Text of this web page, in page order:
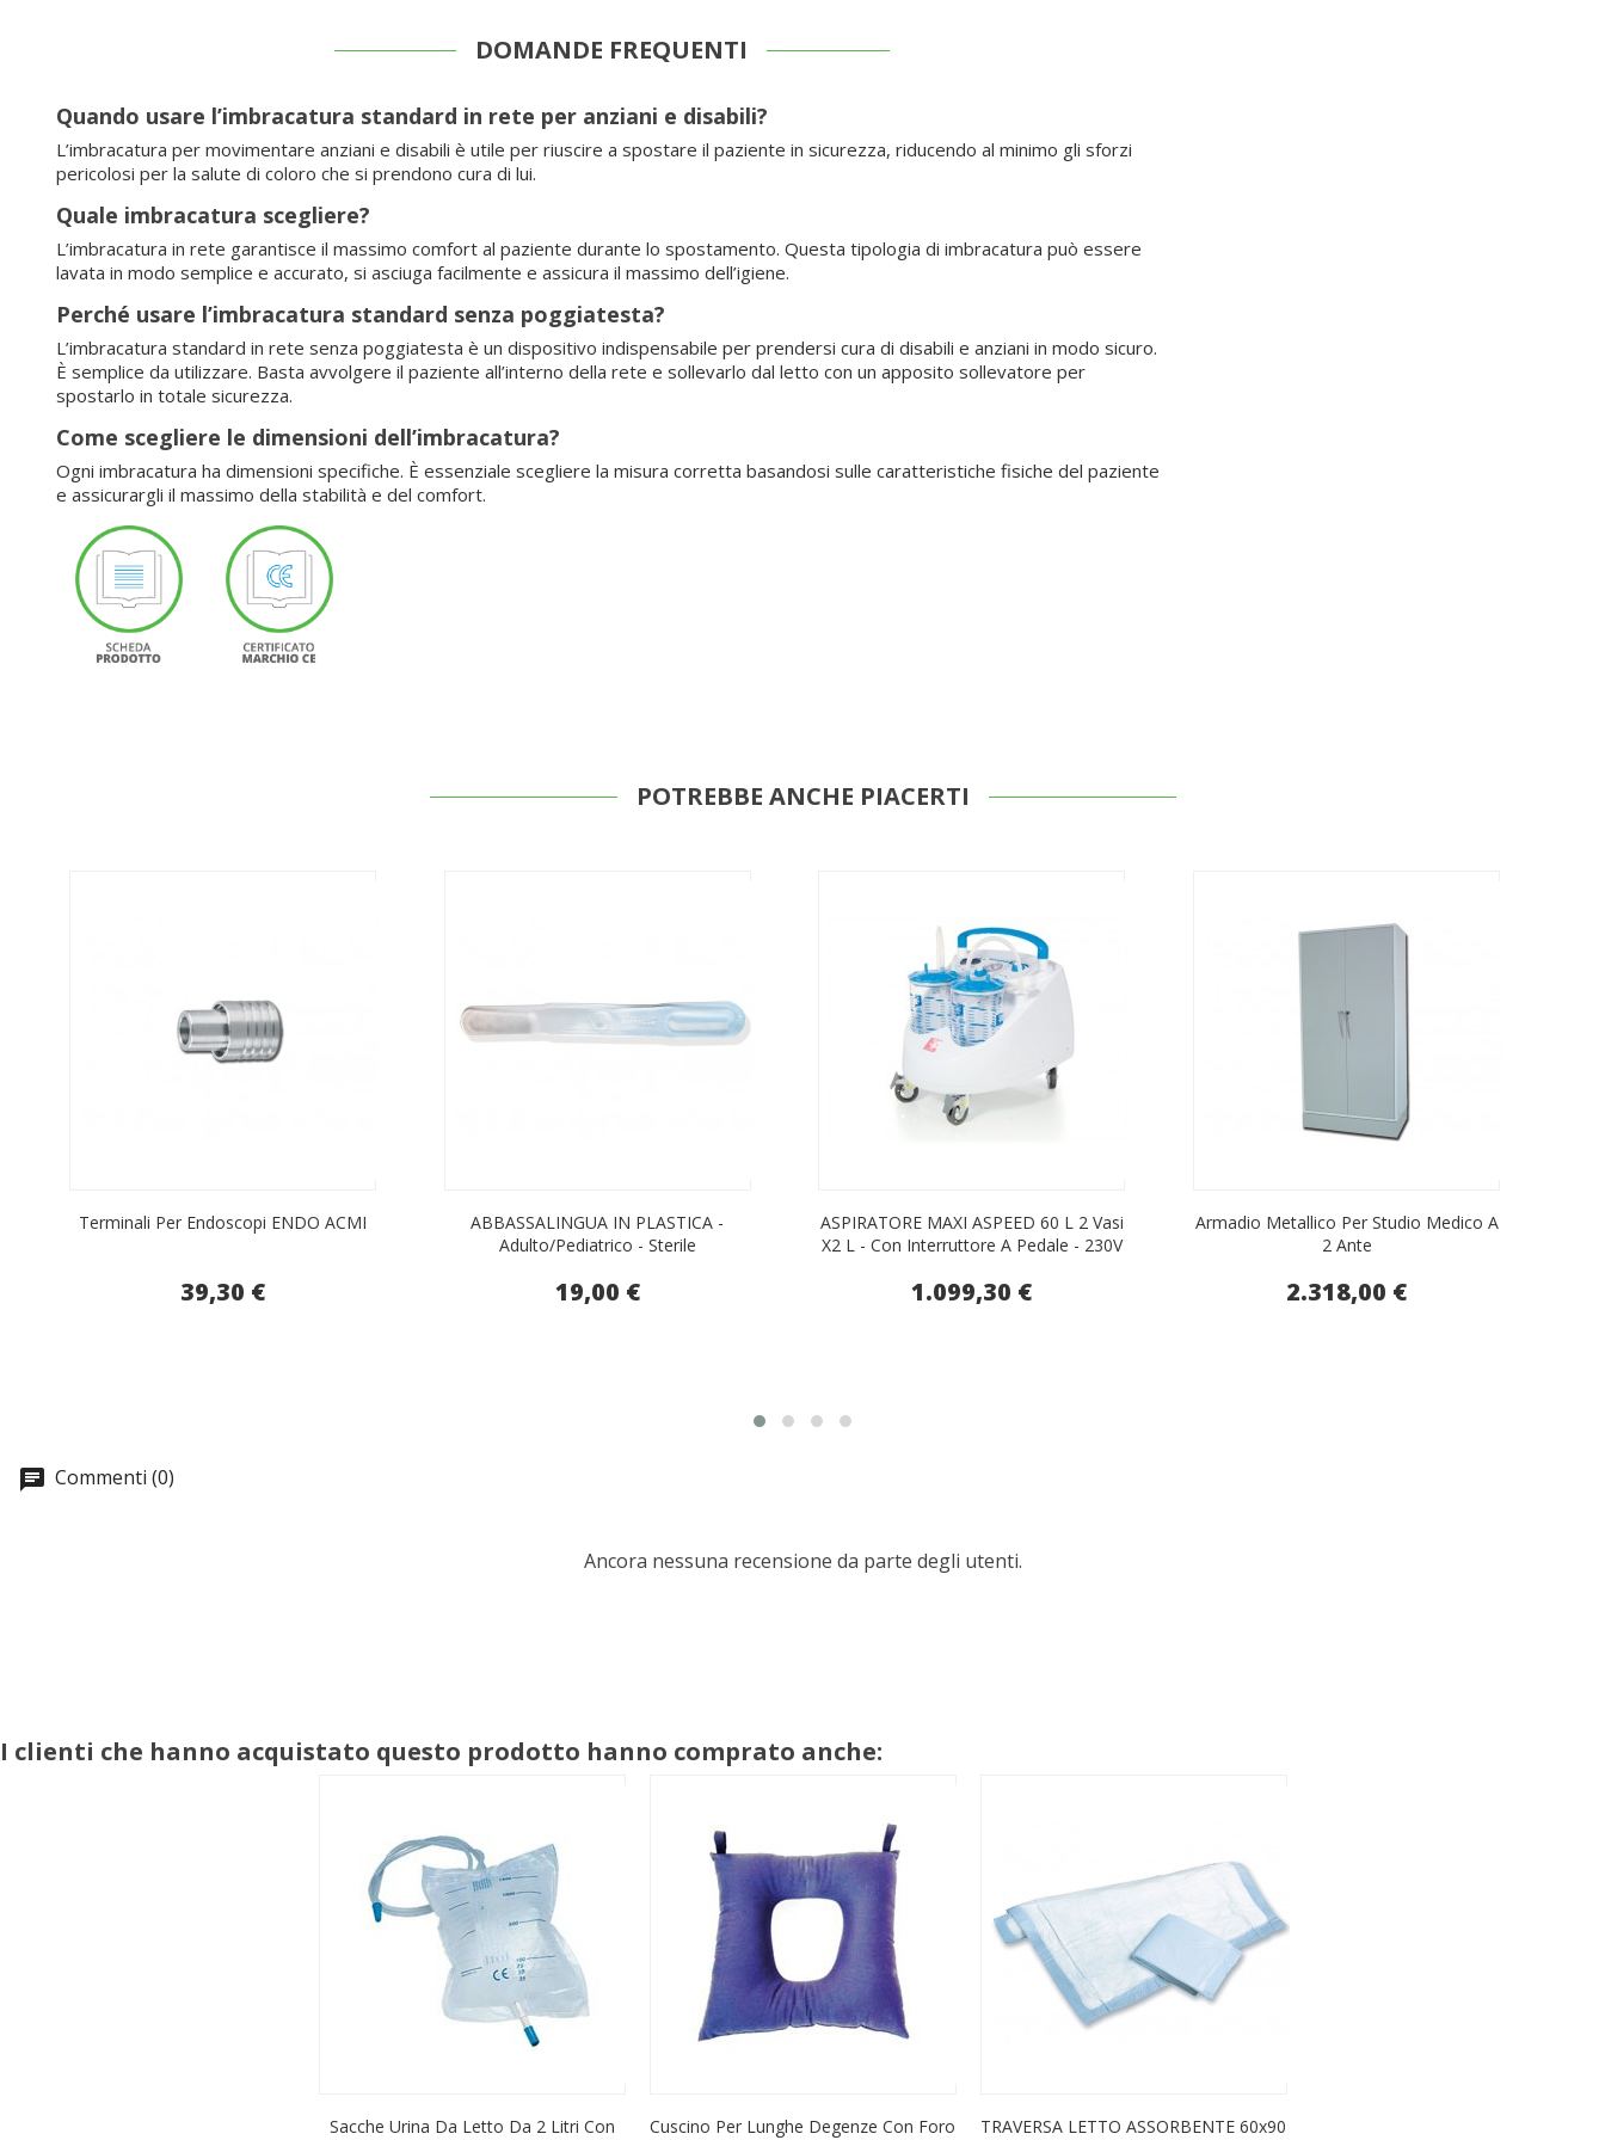
DOMANDE FREQUENTI
Quando usare l’imbracatura standard in rete per anziani e disabili?
L’imbracatura per movimentare anziani e disabili è utile per riuscire a spostare il paziente in sicurezza, riducendo al minimo gli sforzi
pericolosi per la salute di coloro che si prendono cura di lui.
Quale imbracatura scegliere?
L’imbracatura in rete garantisce il massimo comfort al paziente durante lo spostamento. Questa tipologia di imbracatura può essere
lavata in modo semplice e accurato, si asciuga facilmente e assicura il massimo dell’igiene.
Perché usare l’imbracatura standard senza poggiatesta?
L’imbracatura standard in rete senza poggiatesta è un dispositivo indispensabile per prendersi cura di disabili e anziani in modo sicuro.
È semplice da utilizzare. Basta avvolgere il paziente all’interno della rete e sollevarlo dal letto con un apposito sollevatore per
spostarlo in totale sicurezza.
Come scegliere le dimensioni dell’imbracatura?
Ogni imbracatura ha dimensioni specifiche. È essenziale scegliere la misura corretta basandosi sulle caratteristiche fisiche del paziente
e assicurargli il massimo della stabilità e del comfort.
POTREBBE ANCHE PIACERTI
Terminali Per Endoscopi ENDO ACMI
39,30 €
ABBASSALINGUA IN PLASTICA -
Adulto/pediatrico - Sterile
19,00 €
ASPIRATORE MAXI ASPEED 60 L 2 Vasi
X2 L - Con Interruttore A Pedale - 230V
1.099,30 €
Armadio Metallico Per Studio Medico A
2 Ante
2.318,00 €
Commenti (0)
Ancora nessuna recensione da parte degli utenti.
I clienti che hanno acquistato questo prodotto hanno comprato anche:
Sacche Urina Da Letto Da 2 Litri Con
Cuscino Per Lunghe Degenze Con Foro
TRAVERSA LETTO ASSORBENTE 60x90